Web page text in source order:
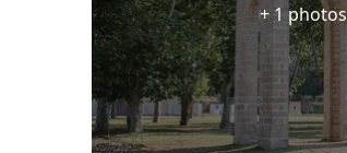
+ 1 photos